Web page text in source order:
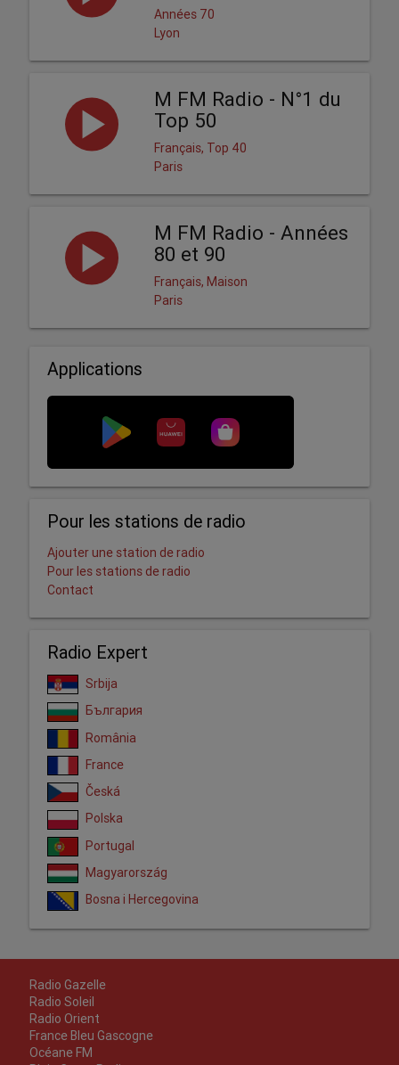
Années 70
Lyon
M FM Radio - N°1 du
Top 50
Français, Top 40
Paris
M FM Radio - Années
80 et 90
Français, Maison
Paris
Applications
Pour les stations de radio
Ajouter une station de radio
Pour les stations de radio
Contact
Radio Expert
Srbija
България
România
France
Česká
Polska
Portugal
Magyarország
Bosna i Hercegovina
Radio Gazelle
Radio Soleil
Radio Orient
France Bleu Gascogne
Océane FM